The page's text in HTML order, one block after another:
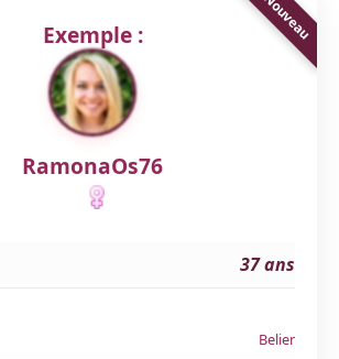
Exemple :
RamonaOs76
37 ans
Belier